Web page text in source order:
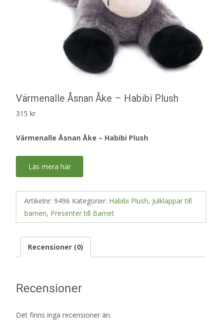
Värmenalle Åsnan Åke – Habibi Plush
315 kr
Värmenalle Åsnan Åke – Habibi Plush
Läs mera här
Artikelnr: 9496 Kategorier: Habibi Plush, Julklappar till
barnen, Presenter till Barnet
Recensioner (0)
Recensioner
Det finns inga recensioner än.